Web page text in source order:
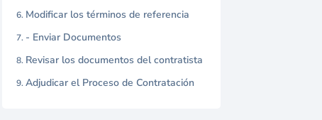
Modificar los términos de referencia
- Enviar Documentos
Revisar los documentos del contratista
Adjudicar el Proceso de Contratación